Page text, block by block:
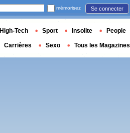
mémorisez Se connecter
High-Tech Sport Insolite People
Carrières Sexo Tous les Magazines